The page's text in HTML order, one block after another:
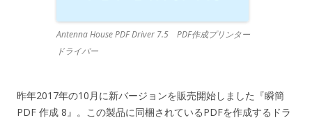
Antenna House PDF Driver 7.5 PDF作成プリンター
ドライバー
昨年2017年の10月に新バージョンを販売開始しました『瞬簡
PDF 作成 8』。この製品に同梱されているPDFを作成するドラ